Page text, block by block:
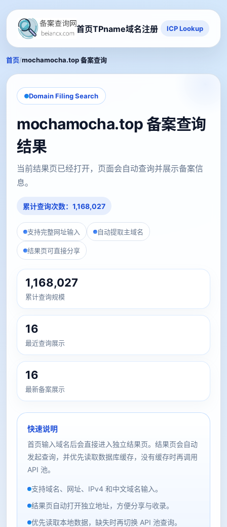
首页TPname域名注册 ICP Lookup
首页/mochamocha.top 备案查询
Domain Filing Search
mochamocha.top 备案查询
结果
当前结果页已经打开，页面会自动查询并展示备案信
息。
累计查询次数：1,168,027
支持完整网址输入 自动提取主域名
结果页可直接分享
1,168,027
累计查询规模
16
最近查询展示
16
最新备案展示
快速说明
首页输入域名后会直接进入独立结果页。结果页会自动
发起查询，并优先读取数据库缓存，没有缓存时再调用
API 池。
支持域名、网址、IPv4 和中文域名输入。
结果页自动打开独立地址，方便分享与收录。
优先读取本地数据，缺失时再切换 API 池查询。